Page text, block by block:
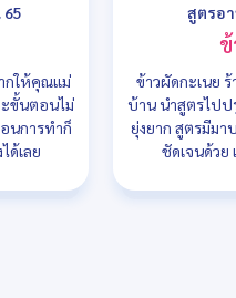
65
กให้คุณแม่
ะขั้นตอนไม่
นการทำก็
ด้เลย
สูตรอ
ข้าวผัดกะเนย
บ้าน นำสูตรไปป
ยุ่งยาก สูตรมีม
ชัดเจนด้วย